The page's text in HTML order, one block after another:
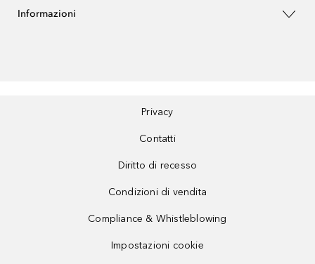
Informazioni
Privacy
Contatti
Diritto di recesso
Condizioni di vendita
Compliance & Whistleblowing
Impostazioni cookie